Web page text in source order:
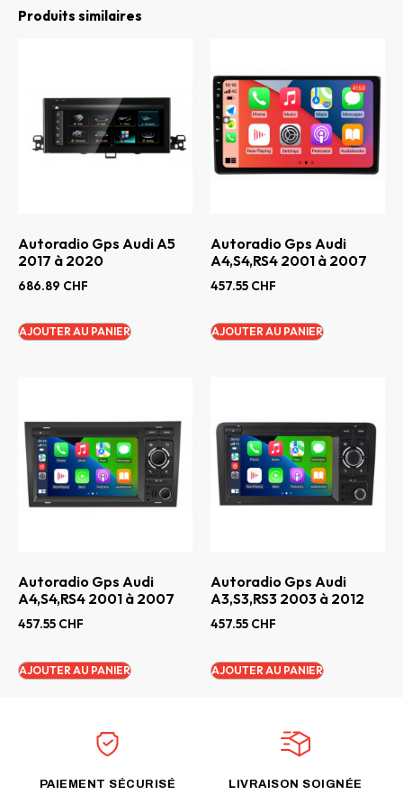
Produits similaires
Autoradio Gps Audi A5
2017 à 2020
686.89 CHF
AJOUTER AU PANIER
Autoradio Gps Audi
A4,S4,RS4 2001 à 2007
457.55 CHF
AJOUTER AU PANIER
Autoradio Gps Audi
A4,S4,RS4 2001 à 2007
457.55 CHF
AJOUTER AU PANIER
Autoradio Gps Audi
A3,S3,RS3 2003 à 2012
457.55 CHF
AJOUTER AU PANIER
PAIEMENT SÉCURISÉ
LIVRAISON SOIGNÉE